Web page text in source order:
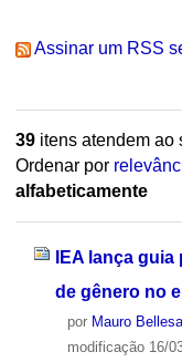
Assinar um RSS
39itens atendem ao
Ordenar por
alfabeticamente
IEA lança
de gênero no
por Mauro Bellesa
modificação16/